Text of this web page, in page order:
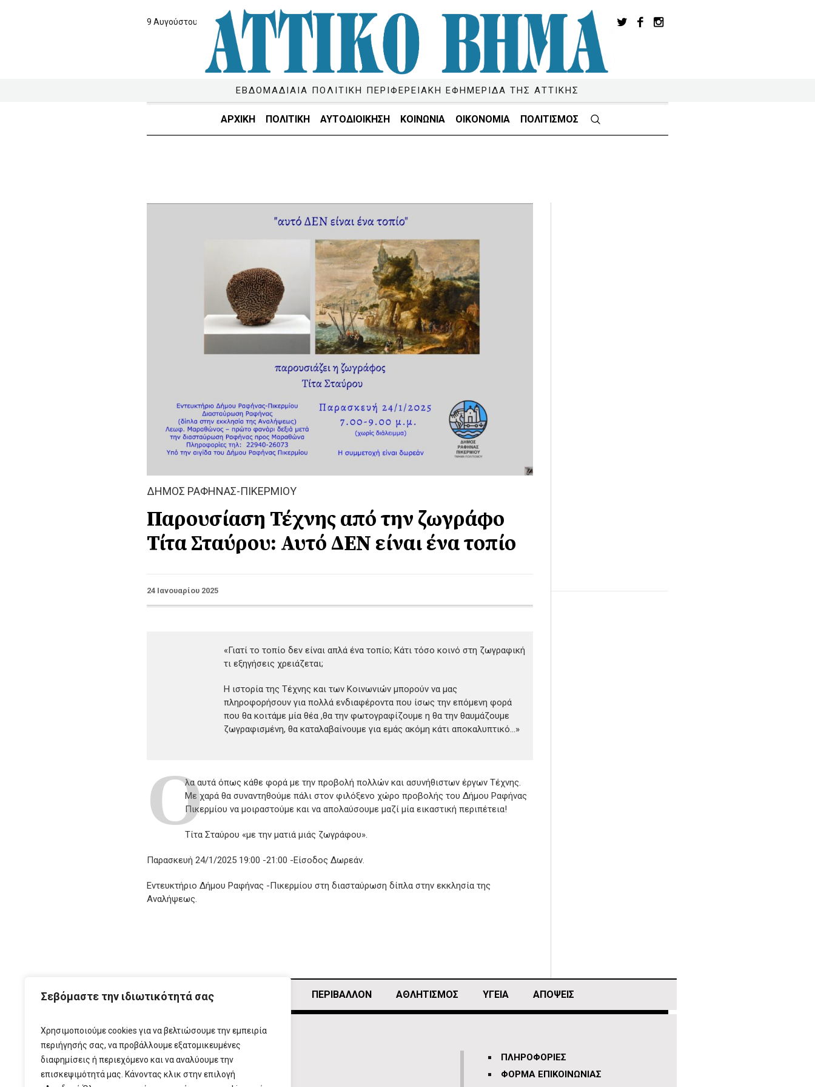
Σεβόμαστε την ιδιωτικότητά σας
Χρησιμοποιούμε cookies για να βελτιώσουμε την εμπειρία
περιήγησής σας, να προβάλλουμε εξατομικευμένες
διαφημίσεις ή περιεχόμενο και να αναλύουμε την
επισκεψιμότητά μας. Κάνοντας κλικ στην επιλογή
9 Αυγούστου 2026
ΕΒΔΟΜΑΔΙΑΙΑ ΠΟΛΙΤΙΚΗ ΠΕΡΙΦΕΡΕΙΑΚΗ ΕΦΗΜΕΡΙΔΑ ΤΗΣ ΑΤΤΙΚΗΣ
ΑΡΧΙΚΗ ΠΟΛΙΤΙΚΗ ΑΥΤΟΔΙΟΙΚΗΣΗ ΚΟΙΝΩΝΙΑ ΟΙΚΟΝΟΜΙΑ ΠΟΛΙΤΙΣΜΟΣ
ΔΗΜΟΣ ΡΑΦΗΝΑΣ-ΠΙΚΕΡΜΙΟΥ
Παρουσίαση Τέχνης από την ζωγράφο
Τίτα Σταύρου: Αυτό ΔΕΝ είναι ένα τοπίο
24 Ιανουαρίου 2025
«Γιατί το τοπίο δεν είναι απλά ένα τοπίο; Κάτι τόσο κοινό στη ζωγραφική
τι εξηγήσεις χρειάζεται;
Η ιστορία της Τέχνης και των Κοινωνιών μπορούν να μας
πληροφορήσουν για πολλά ενδιαφέροντα που ίσως την επόμενη φορά
που θα κοιτάμε μία θέα ,θα την φωτογραφίζουμε η θα την θαυμάζουμε
ζωγραφισμένη, θα καταλαβαίνουμε για εμάς ακόμη κάτι αποκαλυπτικό…»
Ολα αυτά όπως κάθε φορά με την προβολή πολλών και ασυνήθιστων έργων Τέχνης.
Με χαρά θα συναντηθούμε πάλι στον φιλόξενο χώρο προβολής του Δήμου Ραφήνας
Πικερμίου να μοιραστούμε και να απολαύσουμε μαζί μία εικαστική περιπέτεια!
Τίτα Σταύρου «με την ματιά μιάς ζωγράφου».
Παρασκευή 24/1/2025 19:00 -21:00 -Είσοδος Δωρεάν.
Εντευκτήριο Δήμου Ραφήνας -Πικερμίου στη διασταύρωση δίπλα στην εκκλησία της
Αναλήψεως.
ΠΕΡΙΒΑΛΛΟΝ ΑΘΛΗΤΙΣΜΌΣ ΥΓΕΙΑ ΑΠΟΨΕΙΣ
ΠΛΗΡΟΦΟΡΙΕΣ
ΦΟΡΜΑ ΕΠΙΚΟΙΝΩΝΙΑΣ